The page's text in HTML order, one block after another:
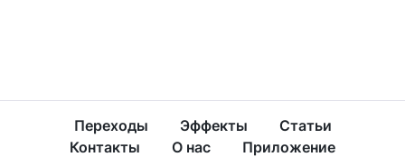
Переходы Эффекты
Статьи
Контакты
О нас
Приложение